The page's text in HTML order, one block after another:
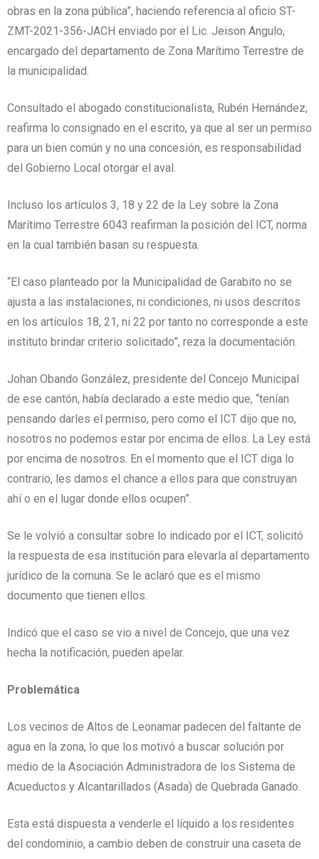
obras en la zona pública”, haciendo referencia al oficio ST-
ZMT-2021-356-JACH enviado por el Lic. Jeison Angulo,
encargado del departamento de Zona Marítimo Terrestre de
la municipalidad.
Consultado el abogado constitucionalista, Rubén Hernández,
reafirma lo consignado en el escrito, ya que al ser un permiso
para un bien común y no una concesión, es responsabilidad
del Gobierno Local otorgar el aval.
Incluso los artículos 3, 18 y 22 de la Ley sobre la Zona
Marítimo Terrestre 6043 reafirman la posición del ICT, norma
en la cual también basan su respuesta.
“El caso planteado por la Municipalidad de Garabito no se
ajusta a las instalaciones, ni condiciones, ni usos descritos
en los artículos 18, 21, ni 22 por tanto no corresponde a este
instituto brindar criterio solicitado”, reza la documentación.
Johan Obando González, presidente del Concejo Municipal
de ese cantón, había declarado a este medio que, “tenían
pensando darles el permiso, pero como el ICT dijo que no,
nosotros no podemos estar por encima de ellos. La Ley está
por encima de nosotros. En el momento que el ICT diga lo
contrario, les damos el chance a ellos para que construyan
ahí o en el lugar donde ellos ocupen”.
Se le volvió a consultar sobre lo indicado por el ICT, solicitó
la respuesta de esa institución para elevarla al departamento
jurídico de la comuna. Se le aclaró que es el mismo
documento que tienen ellos.
Indicó que el caso se vio a nivel de Concejo, que una vez
hecha la notificación, pueden apelar.
Problemática
Los vecinos de Altos de Leonamar padecen del faltante de
agua en la zona, lo que los motivó a buscar solución por
medio de la Asociación Administradora de los Sistema de
Acueductos y Alcantarillados (Asada) de Quebrada Ganado.
Esta está dispuesta a venderle el líquido a los residentes
del condominio, a cambio deben de construir una caseta de